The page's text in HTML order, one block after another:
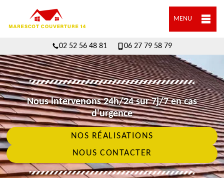
MENU
02 52 56 48 81 06 27 79 58 79
Nous intervenons 24h/24 sur 7j/7 en cas
d'urgence
NOS RÉALISATIONS
NOUS CONTACTER